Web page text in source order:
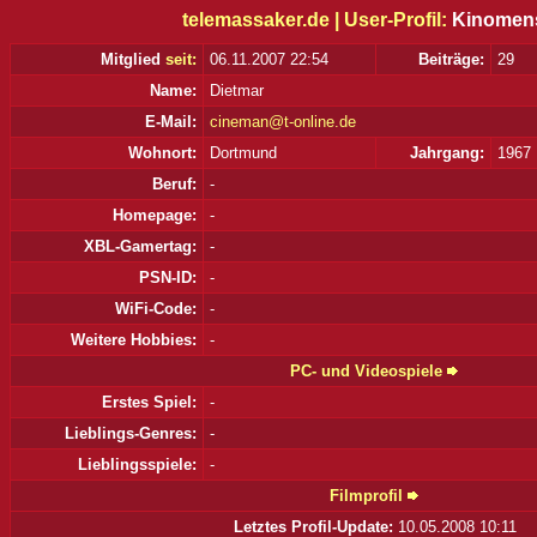
telemassaker.de | User-Profil:
Mitglied seit: 06.11.2007 22:54 Beiträge:
29
Name:
Dietmar
E-Mail:
cineman@t-online.de
Wohnort:
Dortmund Jahrgang:
1967
Beruf:
-
Homepage:
-
XBL-Gamertag:
-
PSN-ID:
-
WiFi-Code:
-
Weitere Hobbies:
-
PC- und Videospiele
Erstes Spiel:
-
Lieblings-Genres:
-
Lieblingsspiele:
-
Filmprofil
Letztes Profil-Update: 10.05.2008 10:11